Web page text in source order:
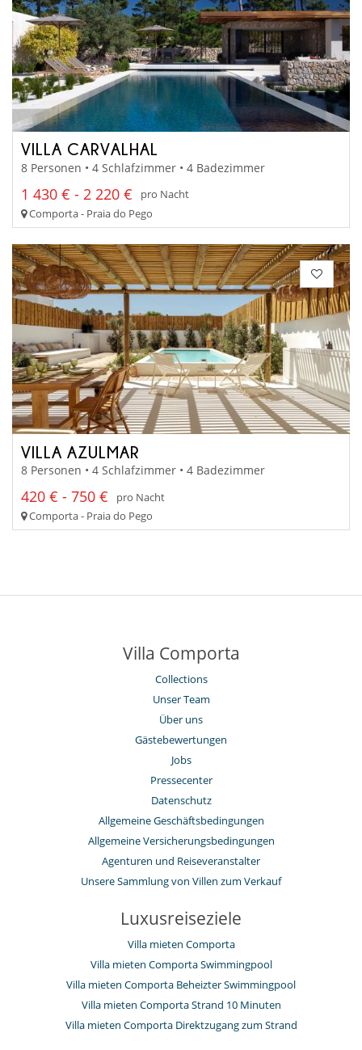
VILLA CARVALHAL
8 Personen • 4 Schlafzimmer • 4 Badezimmer
1 430 € - 2 220 €
pro Nacht
Comporta - Praia do Pego
VILLA AZULMAR
8 Personen • 4 Schlafzimmer • 4 Badezimmer
420 € - 750 €
pro Nacht
Comporta - Praia do Pego
Villa Comporta
Collections
Unser Team
Über uns
Gästebewertungen
Jobs
Pressecenter
Datenschutz
Allgemeine Geschäftsbedingungen
Allgemeine Versicherungsbedingungen
Agenturen und Reiseveranstalter
Unsere Sammlung von Villen zum Verkauf
Luxusreiseziele
Villa mieten Comporta
Villa mieten Comporta Swimmingpool
Villa mieten Comporta Beheizter Swimmingpool
Villa mieten Comporta Strand 10 Minuten
Villa mieten Comporta Direktzugang zum Strand